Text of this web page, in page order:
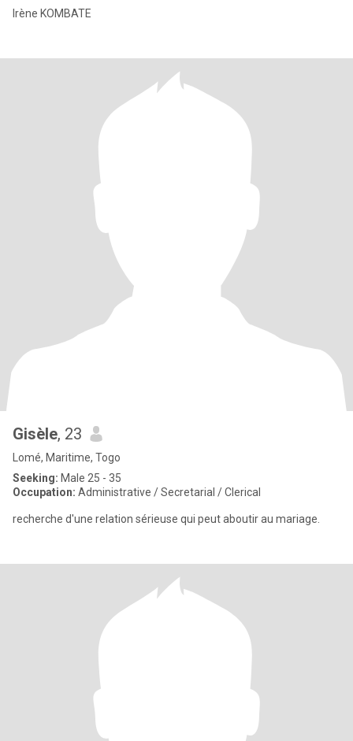
Irène KOMBATE
Gisèle, 23
Lomé, Maritime, Togo
Seeking: Male 25 - 35
Occupation: Administrative / Secretarial / Clerical
recherche d'une relation sérieuse qui peut aboutir au mariage.